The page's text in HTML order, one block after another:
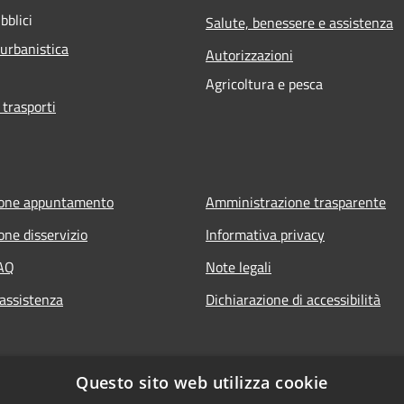
Salute, benessere e assistenza
Autorizzazioni
Agricoltura e pesca
appuntamento
disservizio
Amministrazione trasparente
Informativa privacy
Note legali
Dichiarazione di accessibilità
Questo sito web utilizza cookie